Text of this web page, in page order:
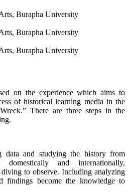
Burapha University
Burapha University
Burapha University
on the experience which aims to
of historical learning media in the
There are three steps in the
data and studying the history from
domestically and internationally,
to observe. Including analyzing
findings become the knowledge to